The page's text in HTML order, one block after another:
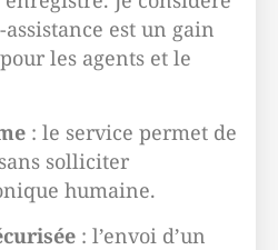
est un gain
les agents et le
: le service permet de
solliciter
humaine.
: l’envoi d’un